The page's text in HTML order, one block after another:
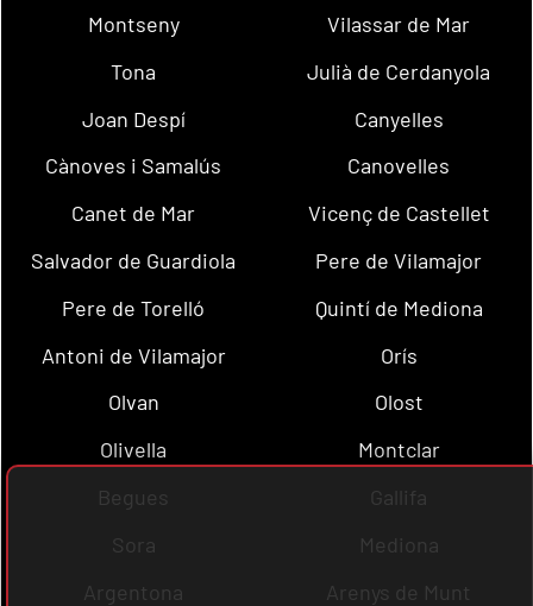
Montseny
Vilassar de Mar
Tona
Julià de Cerdanyola
Joan Despí
Canyelles
Cànoves i Samalús
Canovelles
Canet de Mar
Vicenç de Castellet
Salvador de Guardiola
Pere de Vilamajor
Pere de Torelló
Quintí de Mediona
Antoni de Vilamajor
Orís
Olvan
Olost
Olivella
Montclar
Begues
Gallifa
Sora
Mediona
Argentona
Arenys de Munt